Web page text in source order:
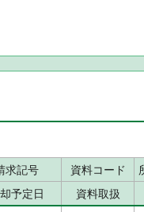
求記号 資料コード
予定日 資料取扱